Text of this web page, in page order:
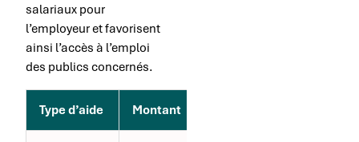
salariaux pour
l’employeur et favorisent
ainsi l’accès à l’emploi
des publics concernés.
Type d’aide Montant